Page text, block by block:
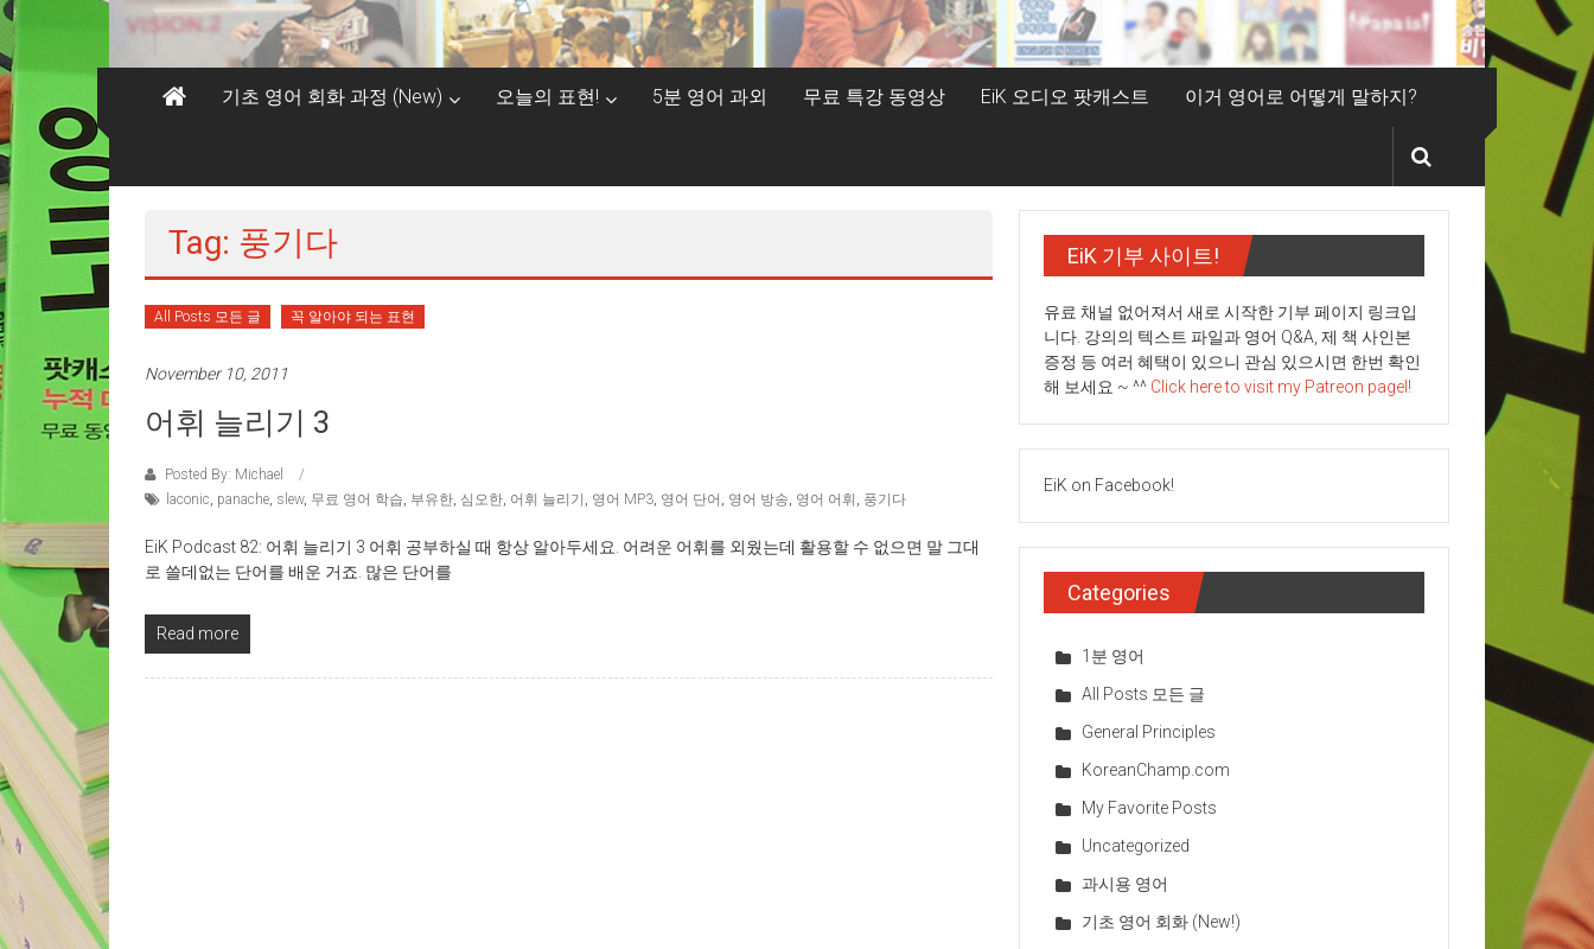
기초 영어 회화 과정 (New) 오늘의 표현! 5분 영어 과외 무료 특강 동영상 EiK 오디오 팟캐스트 이거 영어로 어떻게 말하지?
Tag: 풍기다
All Posts 모든 글 꼭 알아야 되는 표현
November 10, 2011
어휘 늘리기 3
Posted By: Michael
laconic, panache, slew, 무료 영어 학습, 부유한, 심오한, 어휘 늘리기 , 영어 MP3, 영어 단어 , 영어 방송, 영어 어휘 , 풍기다
EiK Podcast 82: 어휘 늘리기 3 어휘 공부하실 때 항상 알아두세요. 어려운 어휘를 외웠는데 활용할 수 없으면 말 그대
로 쓸데없는 단어를 배운 거죠. 많은 단어를
Read more
EiK 기부 사이트!
유료 채널 없어져서 새로 시작한 기부 페이지 링크입
니다. 강의의 텍스트 파일과 영어 Q&A, 제 책 사인본
증정 등 여러 혜택이 있으니 관심 있으시면 한번 확인
해 보세요 ~ ^^ Click here to visit my Patreon pagel!
EiK on Facebook!
Categories
1분 영어
All Posts 모든 글
General Principles
KoreanChamp.com
My Favorite Posts
Uncategorized
과시용 영어
기초 영어 회화 (New!)